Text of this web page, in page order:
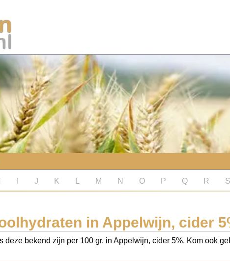
J K M N O P Q R S
in Appelwijn, cider
deze bekend zijn per 100 gr. in Appelwijn, cider 5%. Kom ook